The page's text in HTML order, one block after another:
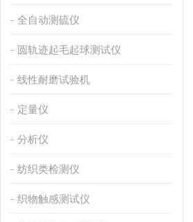
全自动测硫仪
圆轨迹起毛起球测试仪
线性耐磨试验机
定量仪
分析仪
纺织类检测仪
织物触感测试仪